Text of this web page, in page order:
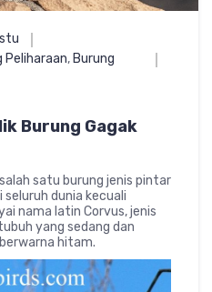
Peliharaan, Burung
Burung Gagak
satu burung jenis pintar
dunia kecuali
nama latin Corvus, jenis
yang sedang dan
hitam.